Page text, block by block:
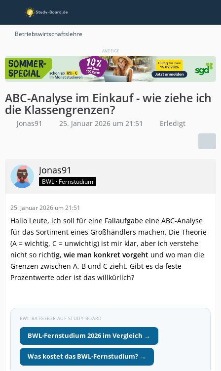
Betriebswirtschaftslehre
ANZEIGE
ABC-Analyse im Einkauf - wie ziehe ich
die Klassengrenzen?
Jonas91 25. Januar 2026 um 21:51 Erledigt
Jonas91
BWL · Fernstudium
25. Januar 2026 um 21:51
Hallo Leute, ich soll für eine Fallaufgabe eine ABC-Analyse
für das Sortiment eines Großhändlers machen. Die Theorie
(A = wichtig, C = unwichtig) ist mir klar, aber ich verstehe
nicht so richtig, wie man konkret vorgeht und wo man die
Grenzen zwischen A, B und C zieht. Gibt es da feste
Prozentwerte oder ist das willkürlich?
BWL-RATGEBER AUF STUDY-BOARD
BWL-Fernstudium 2026 im Vergleich →
Was kostet das BWL-Fernstudium? →